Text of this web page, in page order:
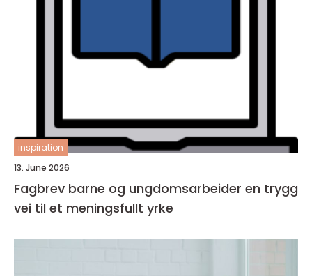
inspiration
13. June 2026
Fagbrev barne og ungdomsarbeider en trygg
vei til et meningsfullt yrke